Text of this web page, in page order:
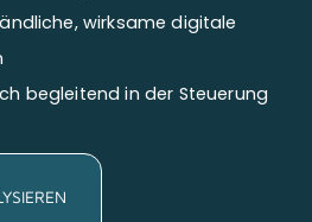
wirksame digitale
begleitend in der Steuerung